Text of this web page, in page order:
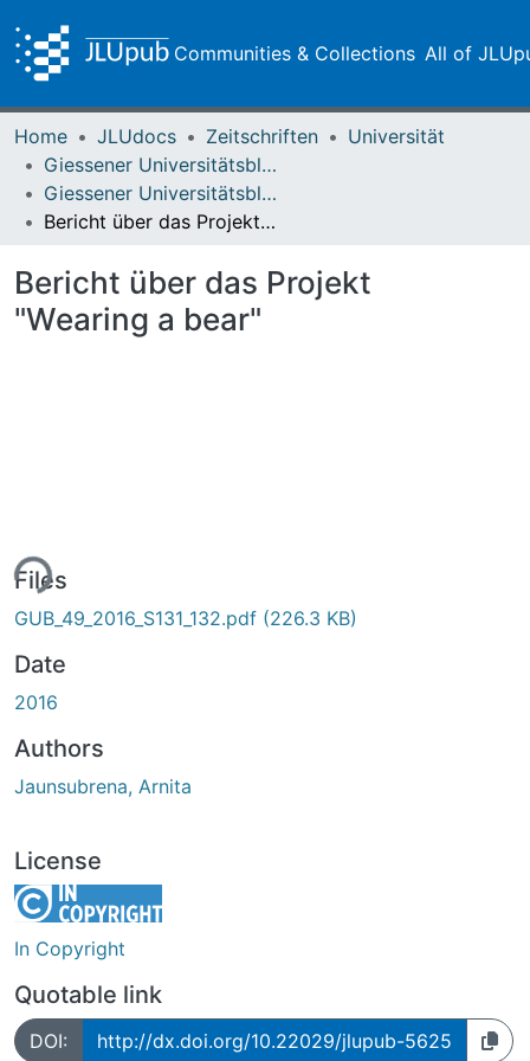
Communities & Collections All of
Home JLUdocs Zeitschriften
Universität
Giessener Universitätsblätter
Giessener Universitätsblätter 49 (2016)
Bericht über das Projekt "Wearing a bear"
Bericht über das Projekt
"Wearing a bear"
Files
GUB_49_2016_S131_132.pdf (226.3 KB)
Date
2016
Authors
Jaunsubrena, Arnita
License
In Copyright
Quotable link
DOI: http://dx.doi.org/10.22029/jlupub-5625